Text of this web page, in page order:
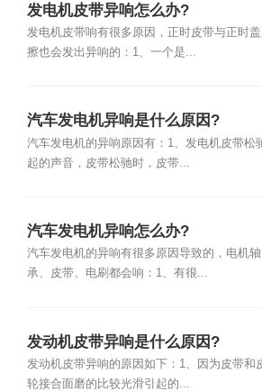
发电机皮带异响怎么办?
发电机皮带响有很多原因，正时皮带与正时
擦也会发出异响的：1、一个是...
汽车发电机异响是什么原因?
汽车发电机的异响原因有：1、发电机皮带松
起的声音，皮带松驰时，皮带...
汽车发电机异响怎么办?
汽车发电机的异响有很多原因导致的，电机轴
承、皮带、电刷都会响：1、有很...
发动机皮带异响是什么原因?
发动机皮带异响的原因如下：1、因为皮带和
轮接合面磨的比较光滑引起的...